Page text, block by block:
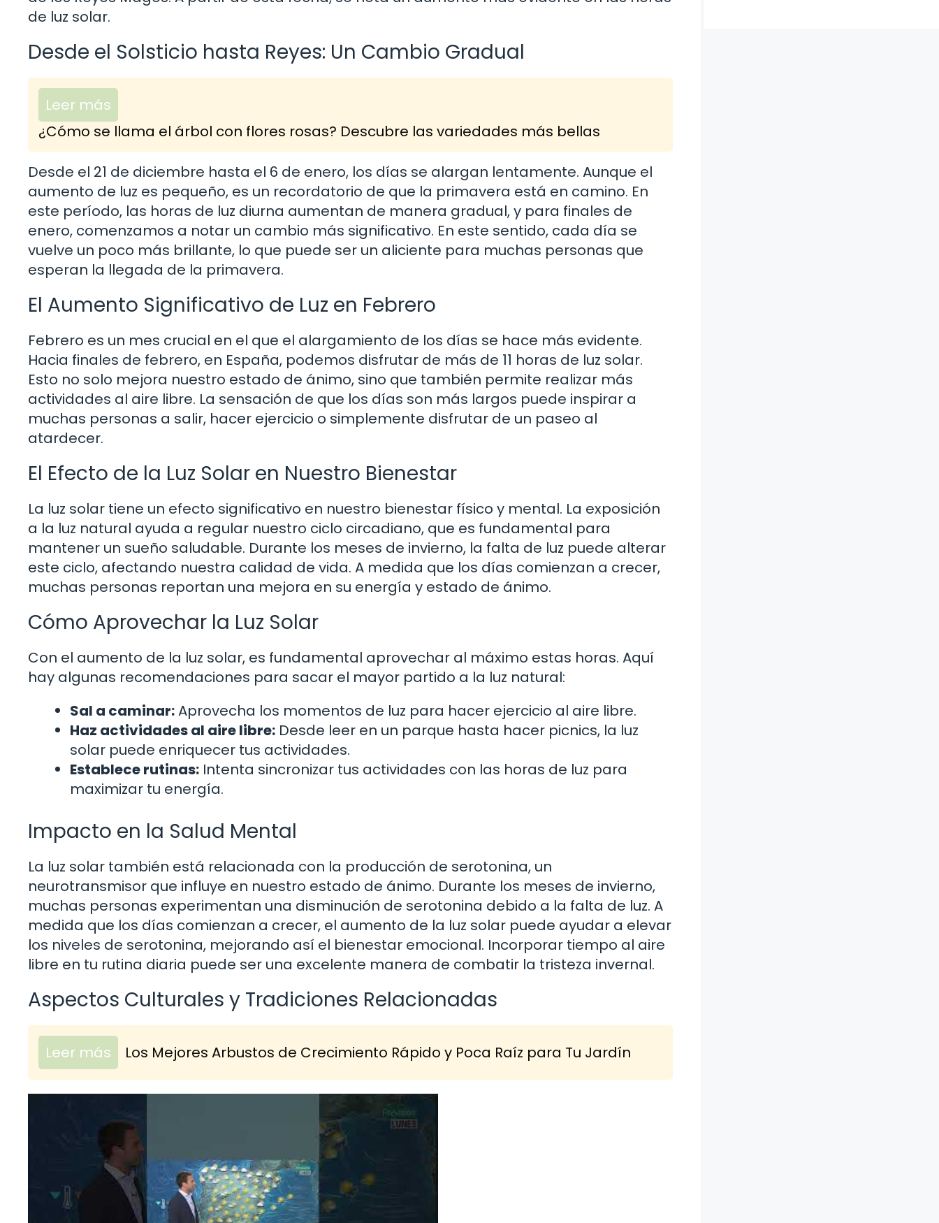
de luz solar.
Desde el Solsticio hasta Reyes: Un Cambio Gradual
Leer más
¿Cómo se llama el árbol con flores rosas? Descubre las variedades más bellas
Desde el 21 de diciembre hasta el 6 de enero, los días se alargan lentamente. Aunque el
aumento de luz es pequeño, es un recordatorio de que la primavera está en camino. En
este período, las horas de luz diurna aumentan de manera gradual, y para finales de
enero, comenzamos a notar un cambio más significativo. En este sentido, cada día se
vuelve un poco más brillante, lo que puede ser un aliciente para muchas personas que
esperan la llegada de la primavera.
El Aumento Significativo de Luz en Febrero
Febrero es un mes crucial en el que el alargamiento de los días se hace más evidente.
Hacia finales de febrero, en España, podemos disfrutar de más de 11 horas de luz solar.
Esto no solo mejora nuestro estado de ánimo, sino que también permite realizar más
actividades al aire libre. La sensación de que los días son más largos puede inspirar a
muchas personas a salir, hacer ejercicio o simplemente disfrutar de un paseo al
atardecer.
El Efecto de la Luz Solar en Nuestro Bienestar
La luz solar tiene un efecto significativo en nuestro bienestar físico y mental. La exposición
a la luz natural ayuda a regular nuestro ciclo circadiano, que es fundamental para
mantener un sueño saludable. Durante los meses de invierno, la falta de luz puede alterar
este ciclo, afectando nuestra calidad de vida. A medida que los días comienzan a crecer,
muchas personas reportan una mejora en su energía y estado de ánimo.
Cómo Aprovechar la Luz Solar
Con el aumento de la luz solar, es fundamental aprovechar al máximo estas horas. Aquí
hay algunas recomendaciones para sacar el mayor partido a la luz natural:
Sal a caminar:Aprovecha los momentos de luz para hacer ejercicio al aire libre.
Haz actividades al aire libre: Desde leer en un parque hasta hacer picnics, la luz
solar puede enriquecer tus actividades.
Establece rutinas: Intenta sincronizar tus actividades con las horas de luz para
maximizar tu energía.
Impacto en la Salud Mental
La luz solar también está relacionada con la producción de serotonina, un
neurotransmisor que influye en nuestro estado de ánimo. Durante los meses de invierno,
muchas personas experimentan una disminución de serotonina debido a la falta de luz. A
medida que los días comienzan a crecer, el aumento de la luz solar puede ayudar a elevar
los niveles de serotonina, mejorando así el bienestar emocional. Incorporar tiempo al aire
libre en tu rutina diaria puede ser una excelente manera de combatir la tristeza invernal.
Aspectos Culturales y Tradiciones Relacionadas
Leer más Los Mejores Arbustos de Crecimiento Rápido y Poca Raíz para Tu Jardín